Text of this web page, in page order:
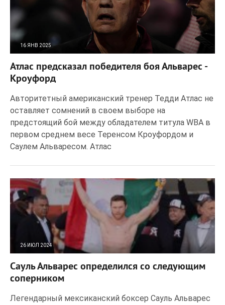
16 ЯНВ 2025
Атлас предсказал победителя боя Альварес -
Кроуфорд
Авторитетный американский тренер Тедди Атлас не
оставляет сомнений в своем выборе на
предстоящий бой между обладателем титула WBA в
первом среднем весе Теренсом Кроуфордом и
Саулем Альваресом. Атлас
26 ИЮЛ 2024
Сауль Альварес определился со следующим
соперником
Легендарный мексиканский боксер Сауль Альварес